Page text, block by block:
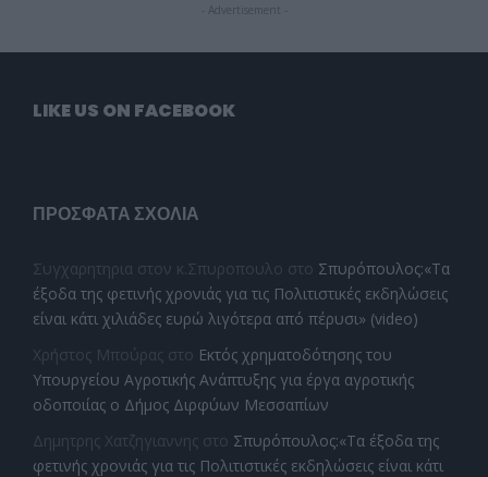
- Advertisement -
LIKE US ON FACEBOOK
ΠΡΌΣΦΑΤΑ ΣΧΌΛΙΑ
Συγχαρητηρια στον κ.Σπυροπουλο στο Σπυρόπουλος:«Τα
έξοδα της φετινής χρονιάς για τις Πολιτιστικές εκδηλώσεις
είναι κάτι χιλιάδες ευρώ λιγότερα από πέρυσι» (video)
Χρήστος Μπούρας στο Εκτός χρηματοδότησης του
Υπουργείου Αγροτικής Ανάπτυξης για έργα αγροτικής
οδοποιίας ο Δήμος Διρφύων Μεσσαπίων
Δημητρης Χατζηγιαννης στο Σπυρόπουλος:«Τα έξοδα της
φετινής χρονιάς για τις Πολιτιστικές εκδηλώσεις είναι κάτι